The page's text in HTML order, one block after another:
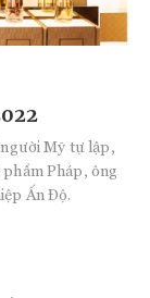
Mỹ tự lập,
Pháp, ông
Ấn Độ.